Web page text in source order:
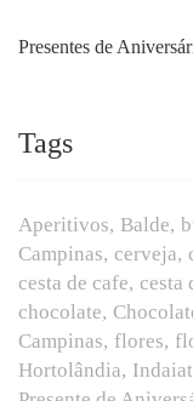
Presentes de
Tags
Aperitivos Balde
Campinas cerveja
cesta de cafe cesta
chocolate
Campinas flores
Hortolândia